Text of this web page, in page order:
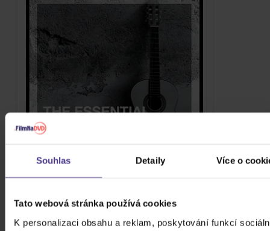
Souhlas Detaily Více o
Tato webová stránka používá cookies
K personalizaci obsahu a reklam, poskytování funkcí
Gipsy Kings: Essential Gipsy Kings
Skladem 239 Kč